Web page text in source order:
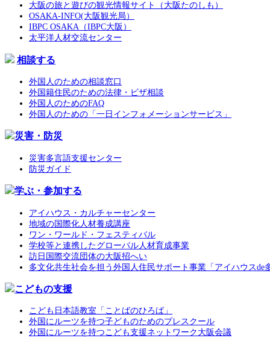
大阪の旅と遊びの観光情報サイト（大阪たのしも）
OSAKA-INFO(大阪観光局）
IBPC OSAKA（IBPC大阪）
太平洋人材交流センター
相談する
外国人のための相談窓口
外国籍住民のための法律・ビザ相談
外国人のためのFAQ
外国人のための「一日インフォメーションサービス」
災害・防災
災害多言語支援センター
防災ガイド
学ぶ・参加する
アイハウス・カルチャーセンター
地域の国際化人材養成講座
ワン・ワールド・フェスティバル
学校等と連携したグローバル人材育成事業
訪日国際交流団体の大阪招へい
多文化共生社会を担う外国人住民サポート事業「アイハウスde
こどもの支援
こども日本語教室「ことばのひろば」
外国にルーツを持つ子どものためのプレスクール
外国にルーツを持つこども支援ネットワーク大阪会議